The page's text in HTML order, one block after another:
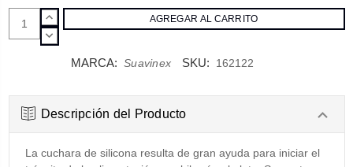
AUMENTAR
CANTIDAD:
DISMINUIR
MARCA: Suavinex SKU: 162122
Descripción del Producto
La cuchara de silicona resulta de gran ayuda para iniciar el